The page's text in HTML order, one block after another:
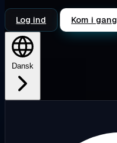
Log ind Kom i gang
Dansk